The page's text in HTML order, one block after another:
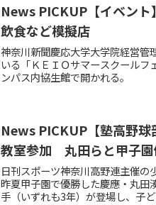
News PICKUP【イベン
飲食など模擬店
神奈川新聞慶応大学大学院経営管
いる「ＫＥＩＯサマースクールフ
ンパス内協生館で開かれる。
News PICKUP【塾高野
教室参加 丸田らと甲子
日刊スポーツ神奈川高野連主催の
昨夏甲子園で優勝した慶應・丸田
手（いずれも3年）が登場し、子ど